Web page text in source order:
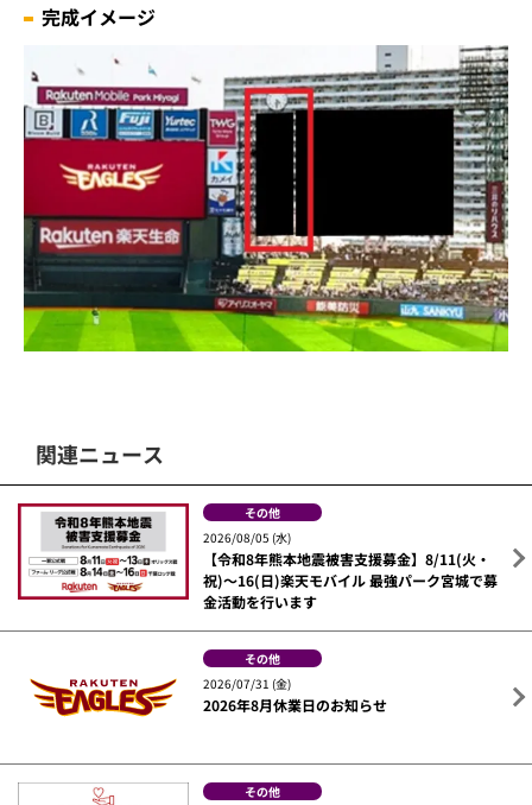
完成イメージ
関連ニュース
その他
2026/08/05 (水)
【令和8年熊本地震被害支援募金】8/11(火・
祝)～16(日)楽天モバイル 最強パーク宮城で募
金活動を行います
その他
2026/07/31 (金)
2026年8月休業日のお知らせ
その他